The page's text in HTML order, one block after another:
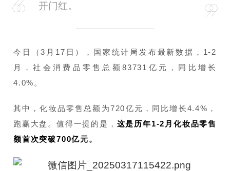
开门红。
今日（3月17日），国家统计局发布最新数据，1-2
月，社会消费品零售总额83731亿元，同比增长
4.0%。
其中，化妆品零售总额为720亿元，同比增长4.4%，
跑赢大盘。值得一提的是， 这是历年1-2月化妆品零售
额首次突破700亿元。